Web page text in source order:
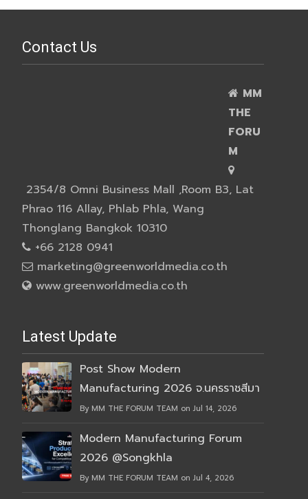
Contact Us
MM
THE
FORU
M
2354/8 Omni Business Mall ,Room B3, Lat
Phrao 116 Allay, Phlab Phla, Wang
Thonglang Bangkok 10310
+66 2128 0941
marketing@greenworldmedia.co.th
www.greenworldmedia.co.th
Latest Update
Post Show Modern
Manufacturing 2026 จ.นครราชสีมา
By MM THE FORUM TEAM on Jul 14, 2026
Modern Manufacturing Forum
2026 @Songkhla
By MM THE FORUM TEAM on Jul 4, 2026